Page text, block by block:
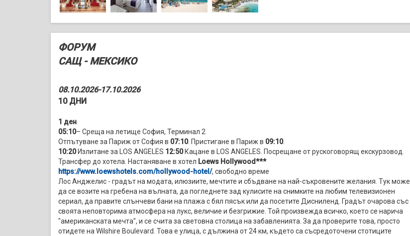
ФОРУМ
САЩ - МЕКСИКО
08.10.2026-17.10.2026
10 ДНИ
1 ден
05:10– Среща на летище София, Терминал 2
Отпътуване за Париж от София в 07:10. Пристигане в Париж в 09:10.
10:20Излитане за LOS ANGELES 12:50Кацане в LOS ANGELES. Посрещане от рускоговорящ екскурзовод.
Трансфер до хотела. Настаняване в хотел Loews Hollywood***
https://www.loewshotels.com/hollywood-hotel/, свободно време
Лос Анджелис - градът на модата, илюзиите, мечтите и сбъдване на най-съкровените желания. Тук може
да се возите на гребена на вълната, да погледнете зад кулисите на снимките на любим телевизионен
сериал, да правите слънчеви бани на плажа с бял пясък или да посетите Дисниленд. Градът очарова със
своята неповторима атмосфера на лукс, величие и безгрижие. Той произвежда всичко, което се нарича
"американската мечта", и се счита за световна столица на забавленията. За да проверите това, просто
отидете на Wilshire Boulevard. Това е улица, с дължина от 24 км, където са съсредоточени стотиците